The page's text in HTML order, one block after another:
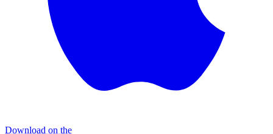
Download on the